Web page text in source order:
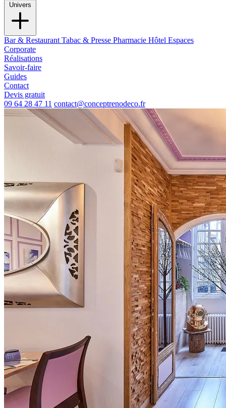
Univers
Bar & Restaurant Tabac & Presse Pharmacie Hôtel Espaces
Corporate
Réalisations
Savoir-faire
Guides
Contact
Devis gratuit
09 64 28 47 11 contact@conceptrenodeco.fr